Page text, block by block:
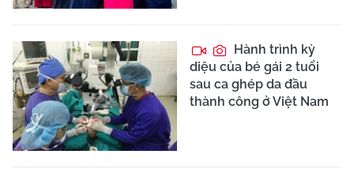
Hành trình kỳ
diệu của bé gái 2 tuổi
sau ca ghép da đầu
thành công ở Việt Nam